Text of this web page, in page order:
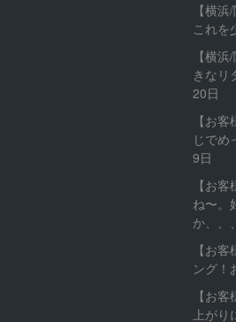
【横
これを
【横
きなリ
20日
【お
じでめ
9日
【お
ね〜。
か、、、
【お
ング！
【お
上が